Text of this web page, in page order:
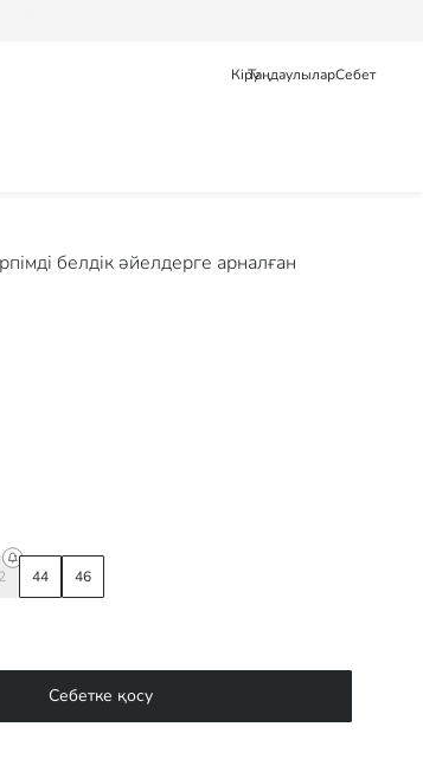
КіруТаңдаулыларСебет
белдік әйелдерге арналған
44 46
Себетке қосу